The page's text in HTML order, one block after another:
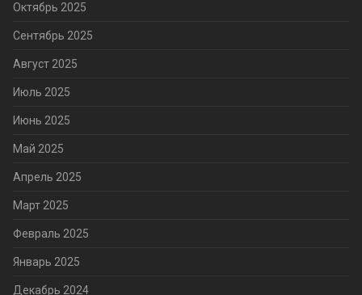
Октябрь 2025
Сентябрь 2025
Август 2025
Июль 2025
Июнь 2025
Май 2025
Апрель 2025
Март 2025
Февраль 2025
Январь 2025
Декабрь 2024